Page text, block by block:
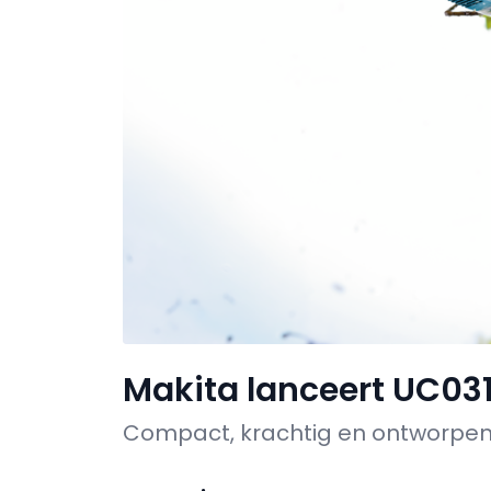
Makita lanceert
Compact, krachtig en